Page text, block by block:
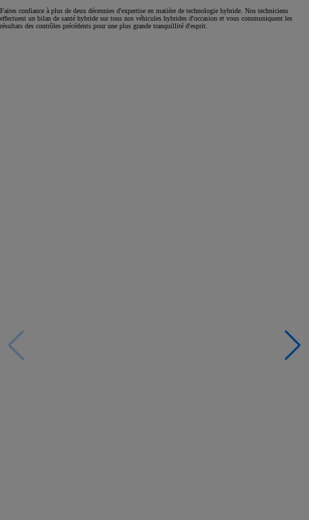
Faites confiance à plus de deux décennies d'expertise en matière de technologie hybride. Nos techniciens
effectuent un bilan de santé hybride sur tous nos véhicules hybrides d'occasion et vous communiquent les
résultats des contrôles précédents pour une plus grande tranquillité d'esprit.